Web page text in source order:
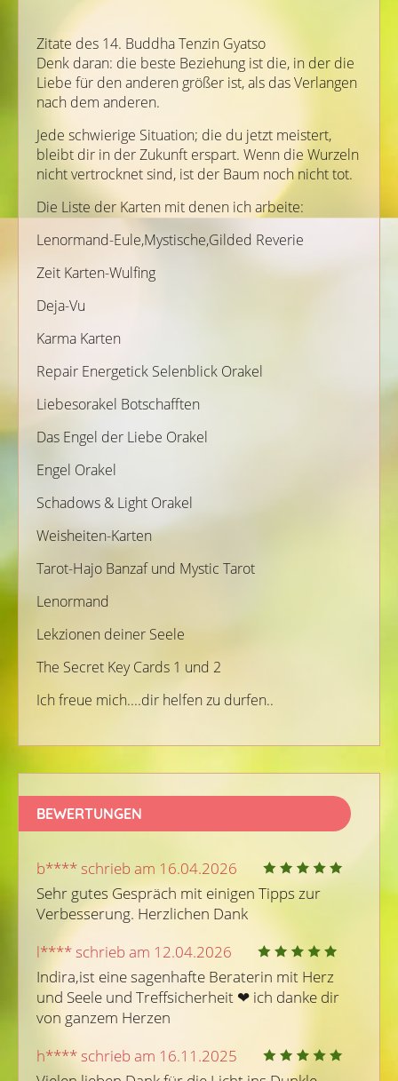
Zitate des 14. Buddha Tenzin Gyatso
Denk daran: die beste Beziehung ist die, in der die
Liebe für den anderen größer ist, als das Verlangen
nach dem anderen.
Jede schwierige Situation; die du jetzt meistert,
bleibt dir in der Zukunft erspart. Wenn die Wurzeln
nicht vertrocknet sind, ist der Baum noch nicht tot.
Die Liste der Karten mit denen ich arbeite:
Lenormand-Eule,Mystische,Gilded Reverie
Zeit Karten-Wulfing
Deja-Vu
Karma Karten
Repair Energetick Selenblick Orakel
Liebesorakel Botschafften
Das Engel der Liebe Orakel
Engel Orakel
Schadows & Light Orakel
Weisheiten-Karten
Tarot-Hajo Banzaf und Mystic Tarot
Lenormand
Lekzionen deiner Seele
The Secret Key Cards 1 und 2
Ich freue mich....dir helfen zu durfen..
BEWERTUNGEN
b**** schrieb am 16.04.2026
Sehr gutes Gespräch mit einigen Tipps zur
Verbesserung. Herzlichen Dank
l**** schrieb am 12.04.2026
Indira,ist eine sagenhafte Beraterin mit Herz
und Seele und Treffsicherheit ❤ ️ich danke dir
von ganzem Herzen
h**** schrieb am 16.11.2025